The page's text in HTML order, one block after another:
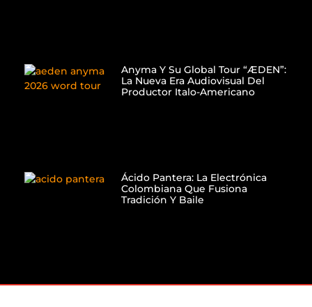
Anyma Y Su Global Tour “ÆDEN”:
La Nueva Era Audiovisual Del
Productor Italo-Americano
Ácido Pantera: La Electrónica
Colombiana Que Fusiona
Tradición Y Baile